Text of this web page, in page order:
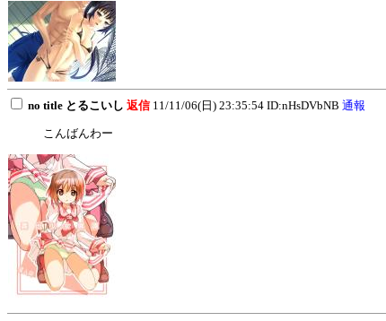
no title とるこいし 返信 11/11/06(日) 23:35:54 ID:nHsDVbNB 通報
こんばんわー